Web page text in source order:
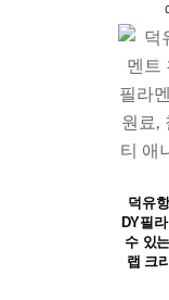
덕유
DY필
수 있
랩 크